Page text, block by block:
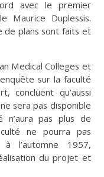
avec le premier
Maurice Duplessis.
plans sont faits et
Medical Colleges et
sur la faculté
concluent qu’aussi
sera pas disponible
n’aura pas plus de
ne pourra pas
l’automne 1957,
du projet et